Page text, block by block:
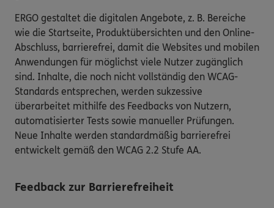
ERGO gestaltet die digitalen Angebote, z. B. Bereiche
wie die Startseite, Produktübersichten und den Online-
Abschluss, barrierefrei, damit die Websites und mobilen
Anwendungen für möglichst viele Nutzer zugänglich
sind. Inhalte, die noch nicht vollständig den WCAG-
Standards entsprechen, werden sukzessive
überarbeitet mithilfe des Feedbacks von Nutzern,
automatisierter Tests sowie manueller Prüfungen.
Neue Inhalte werden standardmäßig barrierefrei
entwickelt gemäß den WCAG 2.2 Stufe AA.
Feedback zur Barrierefreiheit